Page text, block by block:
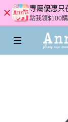
專屬優惠只
點我領$100